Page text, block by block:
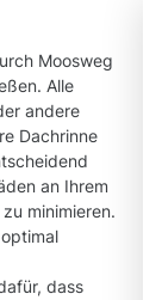
Moosweg
Alle
andere
Dachrinne
an Ihrem
minimieren.
dass